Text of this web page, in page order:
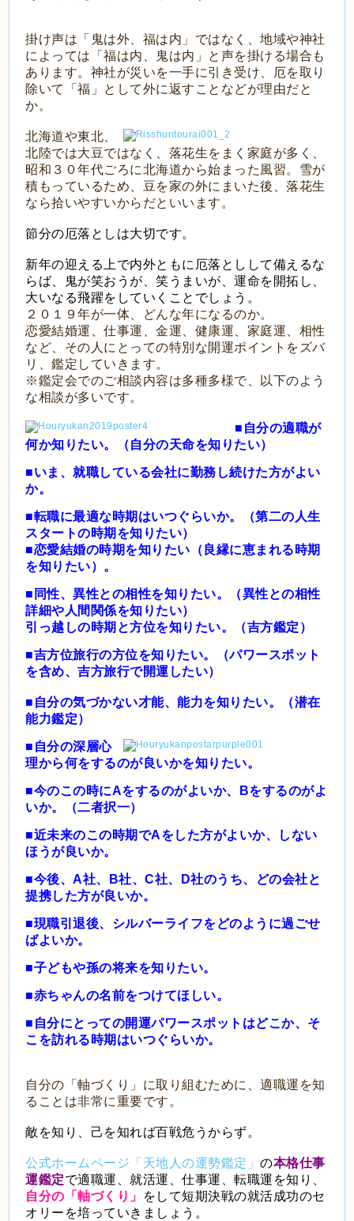
掛け声は「鬼は外、福は内」ではなく、地域や神社
によっては「福は内、鬼は内」と声を掛ける場合も
あります。神社が災いを一手に引き受け、厄を取り
除いて「福」として外に返すことなどが理由だと
か。
北海道や東北、
北陸では大豆ではなく、落花生をまく家庭が多く、
昭和３０年代ごろに北海道から始まった風習。雪が
積もっているため、豆を家の外にまいた後、落花生
なら拾いやすいからだといいます。
節分の厄落としは大切です。
新年の迎える上で内外ともに厄落としして備えるな
らば、鬼が笑おうが、笑うまいが、運命を開拓し、
大いなる飛躍をしていくことでしょう。
２０１９年が一体、どんな年になるのか。
恋愛結婚運、仕事運、金運、健康運、家庭運、相性
など、その人にとっての特別な開運ポイントをズバ
リ、鑑定していきます。
※鑑定会でのご相談内容は多種多様で、以下のよう
な相談が多いです。
■自分の適職が
何か知りたい。（自分の天命を知りたい）
■いま、就職している会社に勤務し続けた方がよい
か。
■転職に最適な時期はいつぐらいか。（第二の人生
スタートの時期を知りたい）
■恋愛結婚の時期を知りたい（良縁に恵まれる時期
を知りたい）。
■同性、異性との相性を知りたい。（異性との相性
詳細や人間関係を知りたい）
引っ越しの時期と方位を知りたい。（吉方鑑定）
■吉方位旅行の方位を知りたい。（パワースポット
を含め、吉方旅行で開運したい）
■自分の気づかない才能、能力を知りたい。（潜在
能力鑑定）
■自分の深層心
理から何をするのが良いかを知りたい。
■今のこの時にAをするのがよいか、Bをするのがよ
いか。（二者択一）
■近未来のこの時期でAをした方がよいか、しない
ほうが良いか。
■今後、A社、B社、C社、D社のうち、どの会社と
提携した方が良いか。
■現職引退後、シルバーライフをどのように過ごせ
ばよいか。
■子どもや孫の将来を知りたい。
■赤ちゃんの名前をつけてほしい。
■自分にとっての開運パワースポットはどこか、そ
こを訪れる時期はいつぐらいか。
自分の「軸づくり」に取り組むために、適職運を知
ることは非常に重要です。
敵を知り、己を知れば百戦危うからず。
公式ホームページ「天地人の運勢鑑定」の本格仕事
運鑑定で適職運、就活運、仕事運、転職運を知り、
自分の「軸づくり」
をして短期決戦の就活成功のセ
オリーを培っていきましょう。